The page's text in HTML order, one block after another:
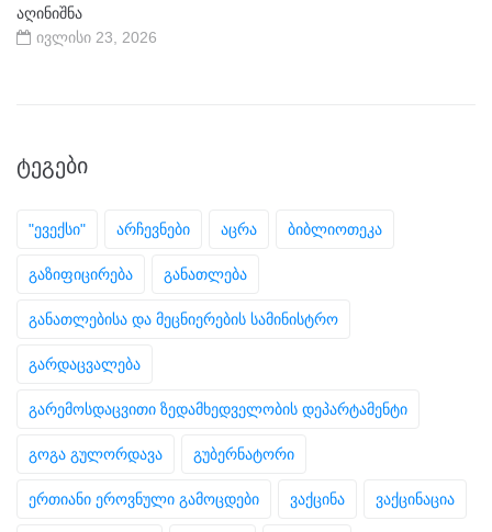
აღინიშნა
ივლისი 23, 2026
ᲢᲔᲒᲔᲑᲘ
"ევექსი" არჩევნები აცრა ბიბლიოთეკა
გაზიფიცირება განათლება
განათლებისა და მეცნიერების სამინისტრო
გარდაცვალება
გარემოსდაცვითი ზედამხედველობის დეპარტამენტი
გოგა გულორდავა გუბერნატორი
ერთიანი ეროვნული გამოცდები ვაქცინა ვაქცინაცია